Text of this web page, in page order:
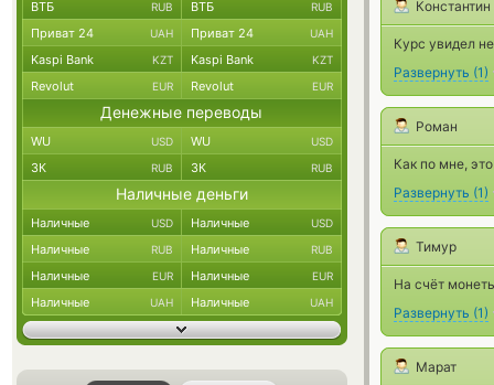
Курс увидел
Развернуть (1)
Роман
Как по мне,
Развернуть (1)
Тимур
На счёт
Развернуть (1)
Марат
ВТБ RUB ВТБ RUB
Приват 24 UAH Приват 24 UAH
Kaspi Bank KZT Kaspi Bank KZT
Revolut EUR Revolut EUR
Денежные переводы
WU USD WU USD
ЗК RUB ЗК RUB
Наличные деньги
Наличные USD Наличные USD
Наличные RUB Наличные RUB
Наличные EUR Наличные EUR
Наличные UAH Наличные UAH